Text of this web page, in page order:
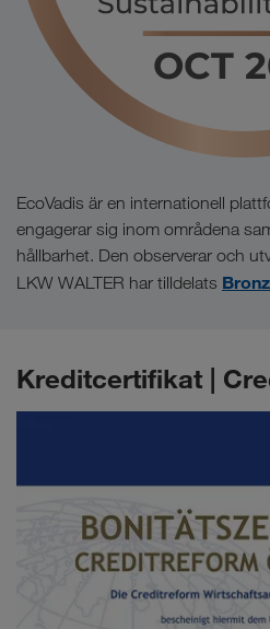
EcoVadis är en internationell
engagerar sig inom områdena
hållbarhet. Den observerar och
LKW WALTER har tilldelats
Kreditcertifikat |